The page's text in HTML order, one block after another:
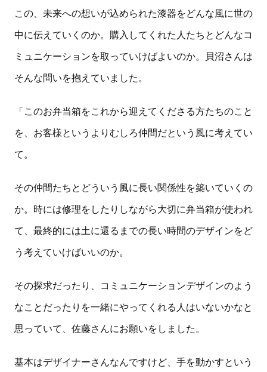
この、未来への想いが込められた漆器をどんな風に世の
中に伝えていくのか。購入してくれた人たちとどんなコ
ミュニケーションを取っていけばよいのか。貝沼さんは
そんな問いを抱えていました。
「このお弁当箱をこれから迎えてくださる方たちのこと
を、お客様というよりむしろ仲間だという風に考えてい
て。
その仲間たちとどういう風に長い関係性を築いていくの
か。時には修理をしたりしながら大切に弁当箱が使われ
て、最終的には土に還るまでの長い時間のデザインをど
う考えていけばいいのか。
その探求だったり、コミュニケーションデザインのよう
なことだったりを一緒にやってくれる人はいないかなと
思っていて、佐藤さんにお願いをしました。
基本はデザイナーさんなんですけど、手を動かすという